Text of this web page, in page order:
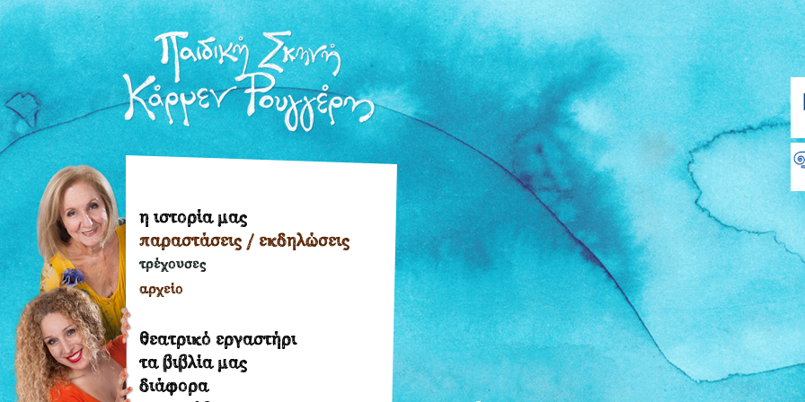
η ιστορία μας
παραστάσεις / εκδηλώσεις
τρέχουσες
αρχείο
θεατρικό εργαστήρι
τα βιβλία μας
διάφορα
η
ιστορία
μας
παραστάσεις
/
εκδηλώσεις
τρέχουσες
αρχείο